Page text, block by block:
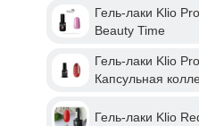
Гель-лаки Klio
Beauty Time
Гель-лаки Klio
Капсульная
Гель-лаки Klio